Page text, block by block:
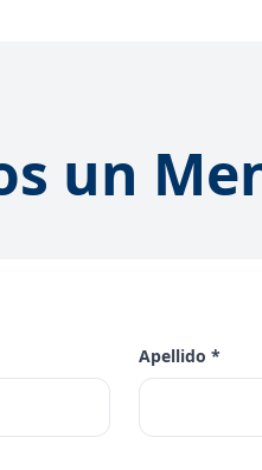
un
Apellido *